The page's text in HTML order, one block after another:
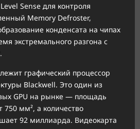
Sense для контроля
Memory Defroster,
конденсата на чипах
экстремального разгона с
графический процессор
Blackwell. Это один из
GPU на рынке — площадь
750 мм², а количество
92 миллиарда. Видеокарта